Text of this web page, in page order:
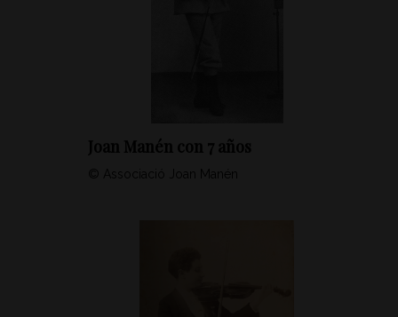
Joan Manén con 7 años
© Associació Joan Manén